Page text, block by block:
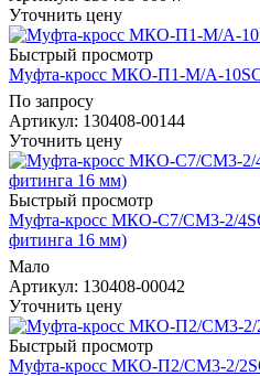
Уточнить цену
Быстрый просмотр
Муфта-кросс МКО-П1-М/А-
По запросу
Артикул: 130408-00144
Уточнить цену
Быстрый просмотр
Муфта-кросс МКО-С7/СМ3-2/
фитинга 16 мм)
Мало
Артикул: 130408-00042
Уточнить цену
Быстрый просмотр
Муфта-кросс МКО-П2/СМ3-2/